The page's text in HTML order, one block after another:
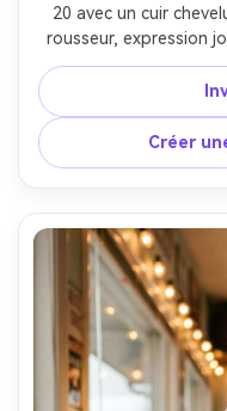
20 avec un cuir
rousseur, expression
bleu clair, fond blanc
remplissage doux et
encadrement tête
ambiance moderne
résolution, mise au
Créer